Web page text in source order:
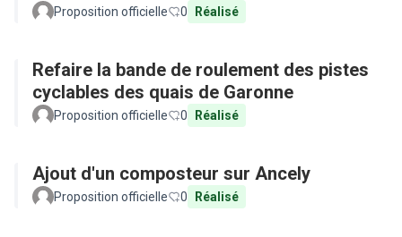
Proposition officielle 0 Réalisé
Refaire la bande de roulement des pistes
cyclables des quais de Garonne
Proposition officielle 0 Réalisé
Ajout d'un composteur sur Ancely
Proposition officielle 0 Réalisé